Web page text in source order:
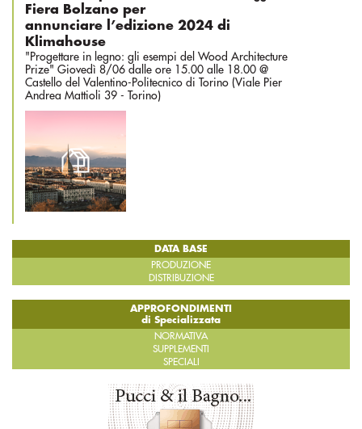
Fiera Bolzano per
annunciare l’edizione 2024 di
Klimahouse
"Progettare in legno: gli esempi del Wood Architecture
Prize" Giovedì 8/06 dalle ore 15.00 alle 18.00 @
Castello del Valentino-Politecnico di Torino (Viale Pier
Andrea Mattioli 39 - Torino)
DATA BASE
PRODUZIONE
DISTRIBUZIONE
APPROFONDIMENTI
di Specializzata
NORMATIVA
SUPPLEMENTI
SPECIALI